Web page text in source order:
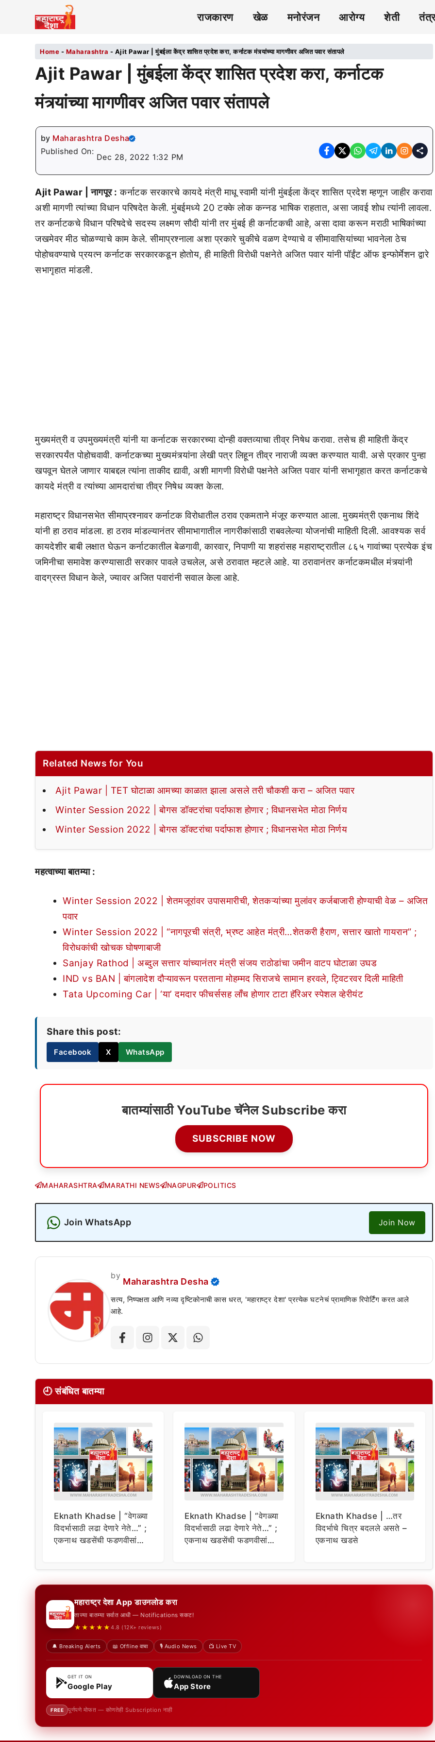
राजकारण खेळ मनोरंजन आरोग्य शेती
Home - Maharashtra - Ajit Pawar | मुंबईला केंद्र शासित प्रदेश करा, कर्नाटक मंत्र्यांच्या मागणीवर अजित पवार संतापले
Ajit Pawar | मुंबईला केंद्र शासित प्रदेश करा, कर्नाटक
मंत्र्यांच्या मागणीवर अजित पवार संतापले
by Maharashtra Desha
Published On:
Dec 28, 2022 1:32 PM
Ajit Pawar | नागपूर : कर्नाटक सरकारचे कायदे मंत्री माधू स्वामी यांनी मुंबईला केंद्र शासित प्रदेश म्हणून जाहीर करावा
अशी मागणी त्यांच्या विधान परिषदेत केली. मुंबईमध्ये 20 टक्के लोक कन्नड भाषिक राहतात, असा जावई शोध त्यांनी लावला.
तर कर्नाटकचे विधान परिषदेचे सदस्य लक्ष्मण सौदी यांनी तर मुंबई ही कर्नाटकची आहे, असा दावा करून मराठी भाषिकांच्या
जखमेवर मीठ चोळण्याचे काम केले. सीमाप्रश्नाला अशा प्रकारे चुकीचे वळण देण्याचे व सीमावासियांच्या भावनेला ठेच
पोहोचवण्याचे प्रयत्न कर्नाटक सरकारकडून होतोय, ही माहिती विरोधी पक्षनेते अजित पवार यांनी पॉईंट ऑफ इन्फोर्मेशन द्वारे
सभागृहात मांडली.
मुख्यमंत्री व उपमुख्यमंत्री यांनी या कर्नाटक सरकारच्या दोन्ही वक्तव्याचा तीव्र निषेध करावा. तसेच ही माहिती केंद्र
सरकारपर्यंत पोहोचवावी. कर्नाटकच्या मुख्यमंत्र्यांना लेखी पत्र लिहून तीव्र नाराजी व्यक्त करण्यात यावी. असे प्रकार पुन्हा
खपवून घेतले जाणार याबद्दल त्यांना ताकीद द्यावी, अशी मागणी विरोधी पक्षनेते अजित पवार यांनी सभागृहात करत कर्नाटकचे
कायदे मंत्री व त्यांच्या आमदारांचा तीव्र निषेध व्यक्त केला.
महाराष्ट्र विधानसभेत सीमाप्रश्नावर कर्नाटक विरोधातील ठराव एकमताने मंजूर करण्यात आला. मुख्यमंत्री एकनाथ शिंदे
यांनी हा ठराव मांडला. हा ठराव मांडल्यानंतर सीमाभागातील नागरीकांसाठी राबवलेल्या योजनांची माहिती दिली. आवश्यक सर्व
कायदेशीर बाबी लक्षात घेऊन कर्नाटकातील बेळगावी, कारवार, निपाणी या शहरांसह महाराष्ट्रातील ८६५ गावांच्या प्रत्येक इंच
जमिनीचा समावेश करण्यासाठी सरकार पावले उचलेल, असे ठरावात म्हटले आहे. या ठरावानंतर कर्नाटकमधील मंत्र्यांनी
वादग्रस्त विधान केले, ज्यावर अजित पवारांनी सवाल केला आहे.
Related News for You
Ajit Pawar | TET घोटाळा आमच्या काळात झाला असले तरी चौकशी करा – अजित पवार
Winter Session 2022 | बोगस डॉक्टरांचा पर्दाफाश होणार ; विधानसभेत मोठा निर्णय
Winter Session 2022 | बोगस डॉक्टरांचा पर्दाफाश होणार ; विधानसभेत मोठा निर्णय
महत्वाच्या बातम्या :
Winter Session 2022 | शेतमजूरांवर उपासमारीची, शेतकऱ्यांच्या मुलांवर कर्जबाजारी होण्याची वेळ – अजित
पवार
Winter Session 2022 | “नागपूरची संत्री, भ्रष्ट आहेत मंत्री…शेतकरी हैराण, सत्तार खातो गायरान” ;
विरोधकांची खोचक घोषणाबाजी
Sanjay Rathod | अब्दुल सत्तार यांच्यानंतर मंत्री संजय राठोडांचा जमीन वाटप घोटाळा उघड
IND vs BAN | बांगलादेश दौऱ्यावरून परतताना मोहम्मद सिराजचे सामान हरवले, ट्विटरवर दिली माहिती
Tata Upcoming Car | ‘या’ दमदार फीचर्ससह लाँच होणार टाटा हॅरिअर स्पेशल व्हेरीयंट
Share this post:
Facebook X WhatsApp
बातम्यांसाठी YouTube चॅनेल Subscribe करा
SUBSCRIBE NOW
MAHARASHTRA MARATHI NEWS NAGPUR POLITICS
Join WhatsApp Join Now
by
Maharashtra Desha
सत्य, निष्पक्षता आणि नव्या दृष्टिकोनाची कास धरत, 'महाराष्ट्र देशा' प्रत्येक घटनेचं प्रामाणिक रिपोर्टिंग करत आले
आहे.
🕘 संबंधित बातम्या
Eknath Khadse | “वेगळ्या
विदर्भासाठी लढा देणारे नेते…” ;
एकनाथ खडसेंची फडणवीसांना
Eknath Khadse | “वेगळ्या
विदर्भासाठी लढा देणारे नेते…” ;
एकनाथ खडसेंची फडणवीसांना
Eknath Khadse | …तर
विदर्भाचे चित्र बदलले असते –
एकनाथ खडसे
महाराष्ट्र देशा App डाउनलोड करा
ताज्या बातम्या सर्वात आधी — Notifications सकट!
★★★★★ 4.8 (12K+ reviews)
🔔 Breaking Alerts 📖 Offline वाचा 🎙️ Audio News 📺 Live TV
GET IT ON
Google Play
DOWNLOAD ON THE
App Store
FREE पूर्णपणे मोफत — कोणतेही Subscription नाही